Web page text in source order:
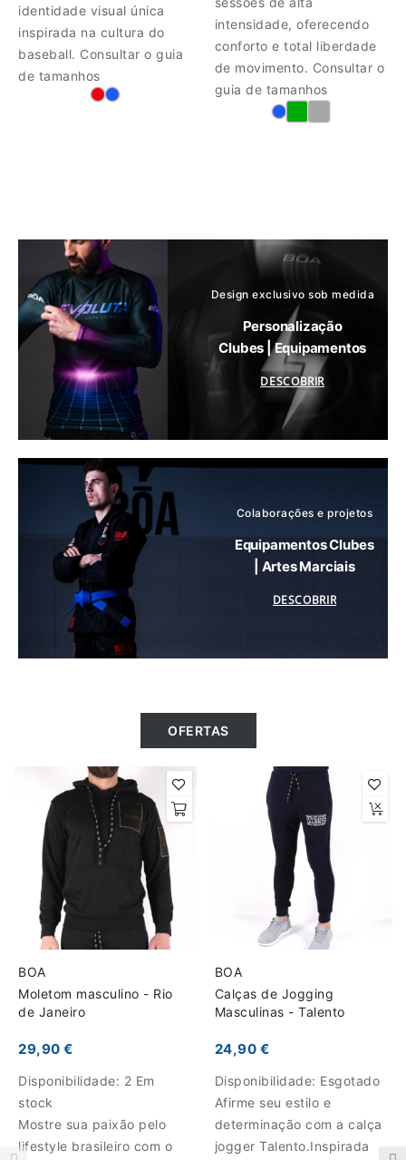
identidade visual única
inspirada na cultura do
baseball. Consultar o guia
de tamanhos
intensidade, oferecendo
conforto e total liberdade
de movimento. Consultar o
guia de tamanhos
Design exclusivo sob medida
Personalização
Clubes | Equipamentos
DESCOBRIR
Colaborações e projetos
Equipamentos Clubes
| Artes Marciais
DESCOBRIR
OFERTAS
BOA
Moletom masculino - Rio
de Janeiro
29,90 €
Disponibilidade: 2 Em
stock
Mostre sua paixão pelo
lifestyle brasileiro com o
BOA
Calças de Jogging
Masculinas - Talento
24,90 €
Disponibilidade: Esgotado
Afirme seu estilo e
determinação com a calça
jogger Talento.Inspirada